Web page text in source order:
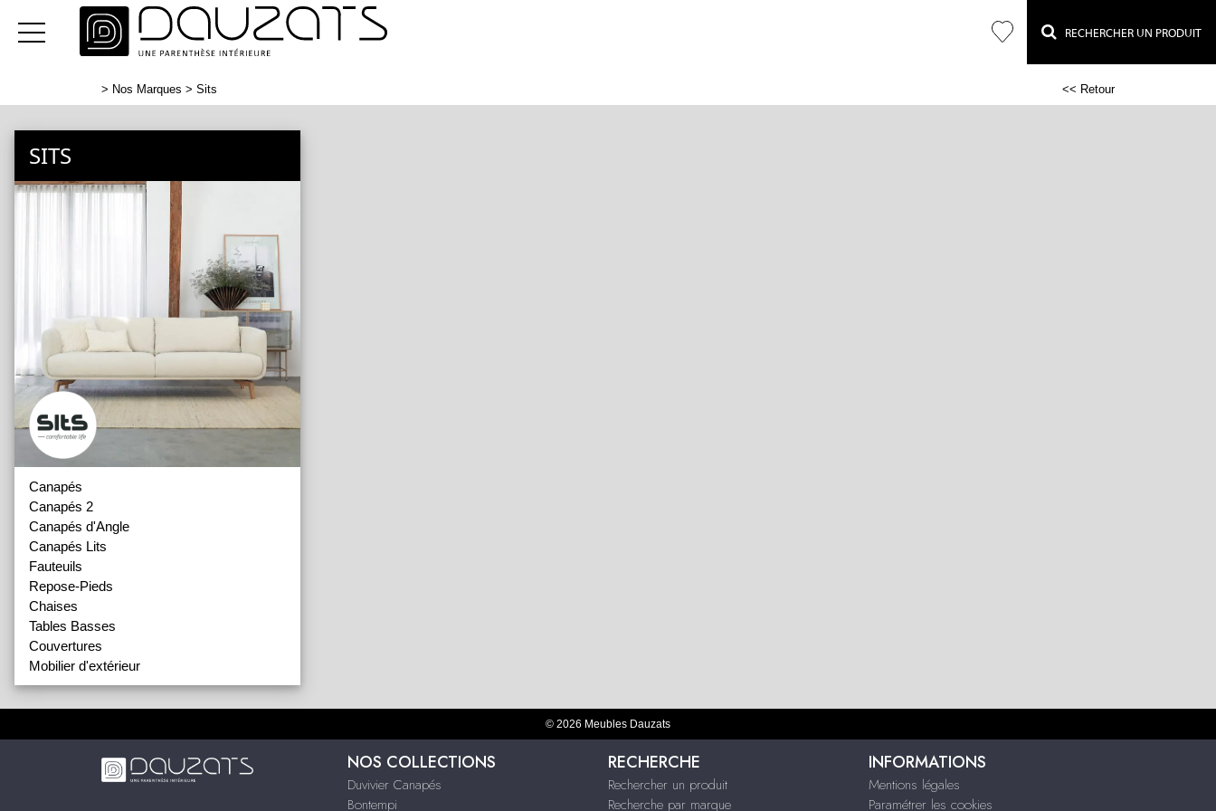
RECHERCHER UN PRODUIT
> Nos Marques > Sits << Retour
SITS
Canapés
Canapés 2
Canapés d'Angle
Canapés Lits
Fauteuils
Repose-Pieds
Chaises
Tables Basses
Couvertures
Mobilier d'extérieur
© 2026 Meubles Dauzats
NOS COLLECTIONS
Duvivier Canapés
Bontempi
RECHERCHE
Rechercher un produit
Recherche par marque
INFORMATIONS
Mentions légales
Paramétrer les cookies